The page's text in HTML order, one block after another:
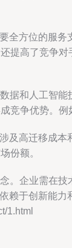
全方位的服
提高了竞争
据和人工智
竞争优势。
及高迁移成
份额。
。企业需在
赖于创新能力
1.html